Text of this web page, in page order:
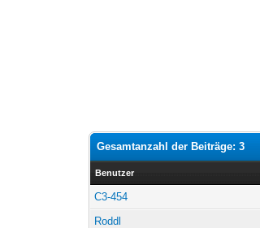
Gesamtanzahl der Beiträge: 3
Benutzer
C3-454
Roddl